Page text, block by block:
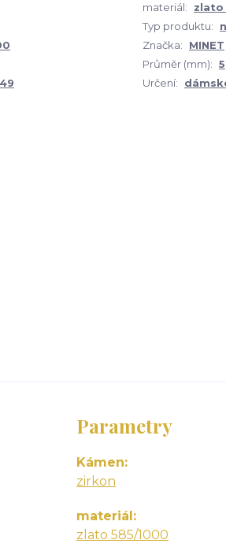
materiál:
zlato
Typ produktu:
Značka:
MINET
Průměr (mm): 5
49 Určení:
Parametry
Kámen
zirkon
materiál
zlato 585/1000